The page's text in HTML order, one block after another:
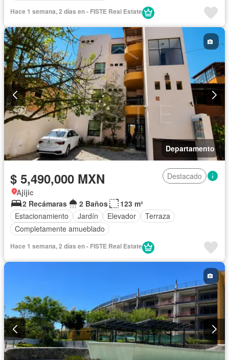
Hace 1 semana, 2 días en - FISTE Real Estate
Departamento
$ 5,490,000 MXN
Destacado
Ajijic
2 Recámaras
2 Baños
123 m²
Estacionamiento
Jardín Elevador
Terraza
Completamente amueblado
Hace 1 semana, 2 días en - FISTE Real Estate